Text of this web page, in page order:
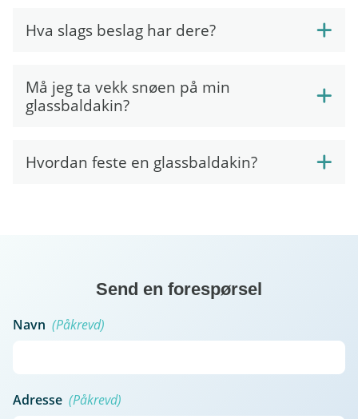
Hva slags beslag har dere?
Må jeg ta vekk snøen på min
glassbaldakin?
Hvordan feste en glassbaldakin?
Send en forespørsel
Navn (Påkrevd)
Adresse (Påkrevd)